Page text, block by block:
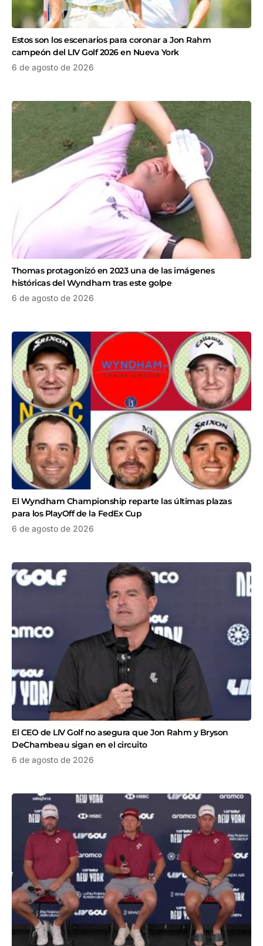
Estos son los escenarios para coronar a Jon Rahm
campeón del LIV Golf 2026 en Nueva York
6 de agosto de 2026
Thomas protagonizó en 2023 una de las imágenes
históricas del Wyndham tras este golpe
6 de agosto de 2026
El Wyndham Championship reparte las últimas plazas
para los PlayOff de la FedEx Cup
6 de agosto de 2026
El CEO de LIV Golf no asegura que Jon Rahm y Bryson
DeChambeau sigan en el circuito
6 de agosto de 2026